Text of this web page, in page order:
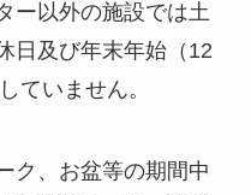
ー以外の施設では土
日及び年末年始（12
ていません。
ク、お盆等の期間中